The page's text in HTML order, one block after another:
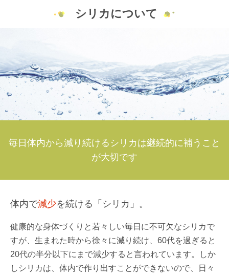
シリカについて
毎日体内から減り続けるシリカは継続的に補うこと
が大切です
体内で減少を続ける「シリカ」。
健康的な身体づくりと若々しい毎日に不可欠なシリカで
すが、生まれた時から徐々に減り続け、60代を過ぎると
20代の半分以下にまで減少すると言われています。しか
しシリカは、体内で作り出すことができないので、日々